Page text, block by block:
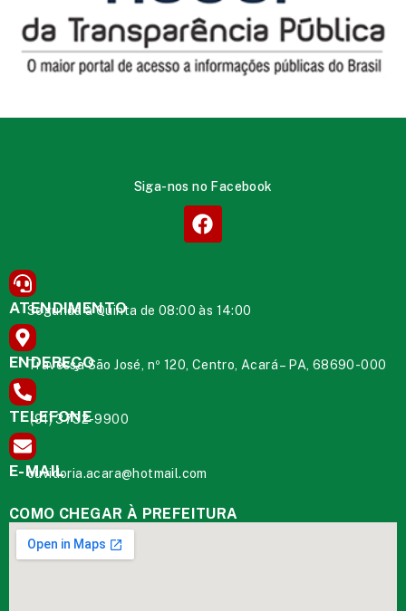
Siga-nos no Facebook
ATENDIMENTO
Segunda à Quinta de 08:00 às 14:00
ENDEREÇO
Travessa São José, nº 120, Centro, Acará – PA, 68690-000
TELEFONE
(91) 3732-9900
E-MAIL
ouvidoria.acara@hotmail.com
COMO CHEGAR À PREFEITURA